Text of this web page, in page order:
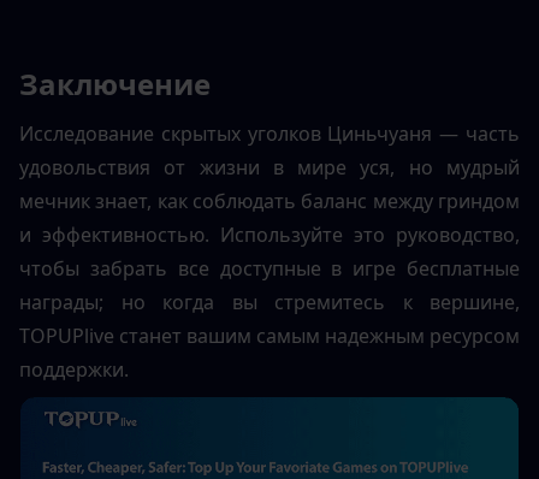
Заключение
Исследование скрытых уголков Циньчуаня — часть
удовольствия от жизни в мире уся, но мудрый
мечник знает, как соблюдать баланс между гриндом
и эффективностью. Используйте это руководство,
чтобы забрать все доступные в игре бесплатные
награды; но когда вы стремитесь к вершине,
TOPUPlive станет вашим самым надежным ресурсом
поддержки.